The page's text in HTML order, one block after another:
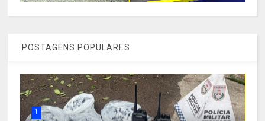
POSTAGENS POPULARES
1